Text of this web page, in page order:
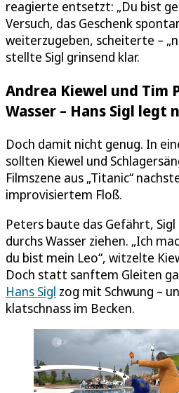
reagierte entsetzt: „Du bist
Versuch, das Geschenk
weiterzugeben, scheiterte –
stellte Sigl grinsend klar.
Andrea Kiewel und Tim
Wasser – Hans Sigl legt
Doch damit nicht genug. In
sollten Kiewel und
Filmszene aus „Titanic“
improvisiertem Floß.
Peters baute das Gefährt,
durchs Wasser ziehen. „Ich
du bist mein Leo“, witzelte
Doch statt sanftem Gleiten
Hans Sigl zog mit Schwung –
klatschnass im Becken.